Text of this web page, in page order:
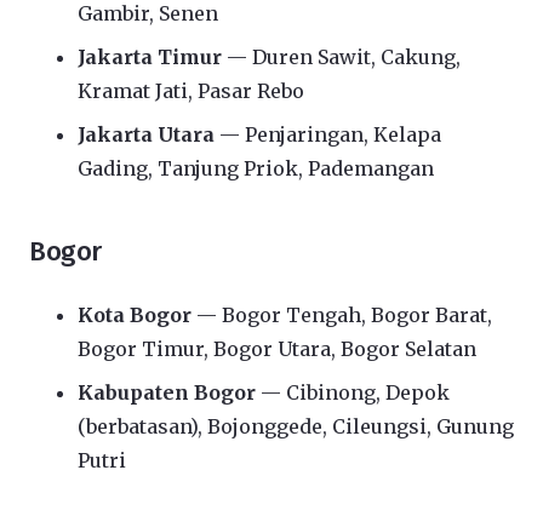
Gambir, Senen
Jakarta Timur — Duren Sawit, Cakung,
Kramat Jati, Pasar Rebo
Jakarta Utara — Penjaringan, Kelapa
Gading, Tanjung Priok, Pademangan
Bogor
Kota Bogor — Bogor Tengah, Bogor Barat,
Bogor Timur, Bogor Utara, Bogor Selatan
Kabupaten Bogor — Cibinong, Depok
(berbatasan), Bojonggede, Cileungsi, Gunung
Putri